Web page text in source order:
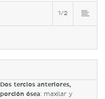
1/2
Dos tercios anteriores,
porción ósea: maxilar y